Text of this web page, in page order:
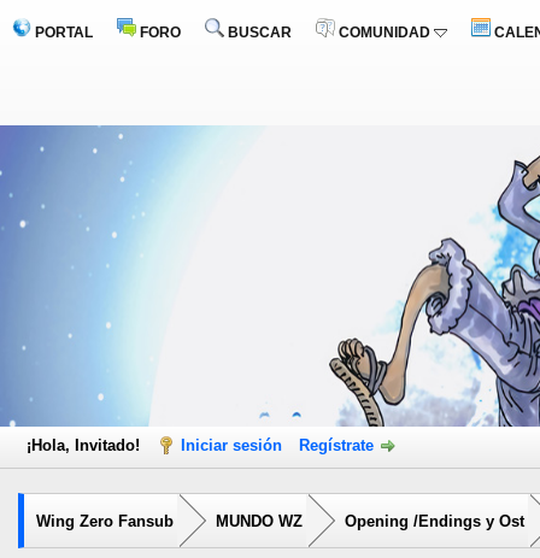
PORTAL FORO BUSCAR COMUNIDAD
¡Hola, Invitado! Iniciar sesión Regístrate
Wing Zero Fansub MUNDO WZ Opening /Endings y Ost